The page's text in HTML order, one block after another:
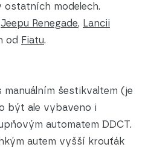
modelech.
Jeepu Renegade, Lancii
od Fiatu.
šestikvaltem (je
být ale vybaveno i
automatem DDCT.
autem vyšší krouťák